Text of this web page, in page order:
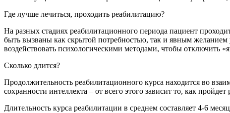
Где лучше лечиться, проходить реабилитацию?
На разных стадиях реабилитационного периода пациент
быть вызваны как скрытой потребностью, так и явным желанием
воздействовать психологическими методами, чтобы отключить
Сколько длится?
Продолжительность реабилитационного курса находится во
сохранности интеллекта – от всего этого зависит то, как
Длительность курса реабилитации в среднем составляет 4-6